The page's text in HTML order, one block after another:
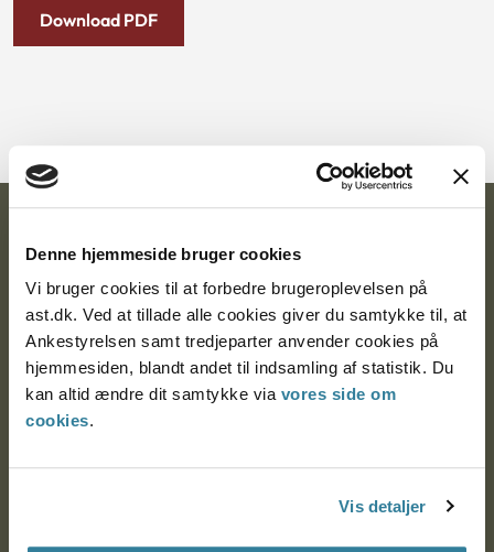
Denne hjemmeside bruger cookies
Vi bruger cookies til at forbedre brugeroplevelsen på
ast.dk. Ved at tillade alle cookies giver du samtykke til, at
Ankestyrelsen samt tredjeparter anvender cookies på
hjemmesiden, blandt andet til indsamling af statistik. Du
kan altid ændre dit samtykke via vores side om
cookies.
Vis detaljer
Download PDF
Postadresse:
Nytorv 7, 2. sal
9000 Aalborg